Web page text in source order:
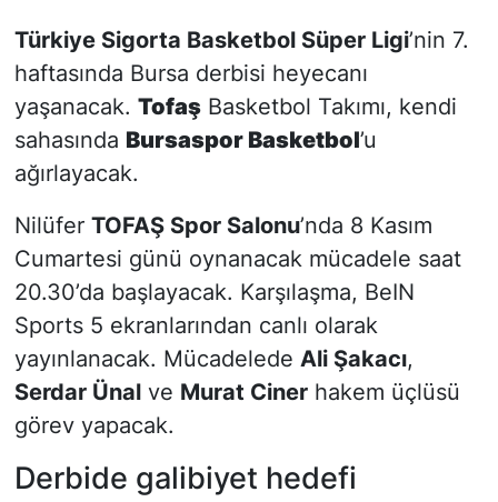
Türkiye Sigorta Basketbol Süper Ligi’nin 7.
haftasında Bursa derbisi heyecanı
yaşanacak. TofaşBasketbol Takımı, kendi
sahasında Bursaspor Basketbol’u
ağırlayacak.
Nilüfer TOFAŞ Spor Salonu’nda 8 Kasım
Cumartesi günü oynanacak mücadele saat
20.30’da başlayacak. Karşılaşma, BeIN
Sports 5 ekranlarından canlı olarak
yayınlanacak. Mücadelede Ali Şakacı,
Serdar Ünalve Murat Cinerhakem üçlüsü
görev yapacak.
Derbide galibiyet hedefi